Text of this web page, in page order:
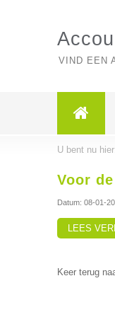
VIND EEN
U bent nu
Voor
Datum: 08-01-
LEES
Keer terug